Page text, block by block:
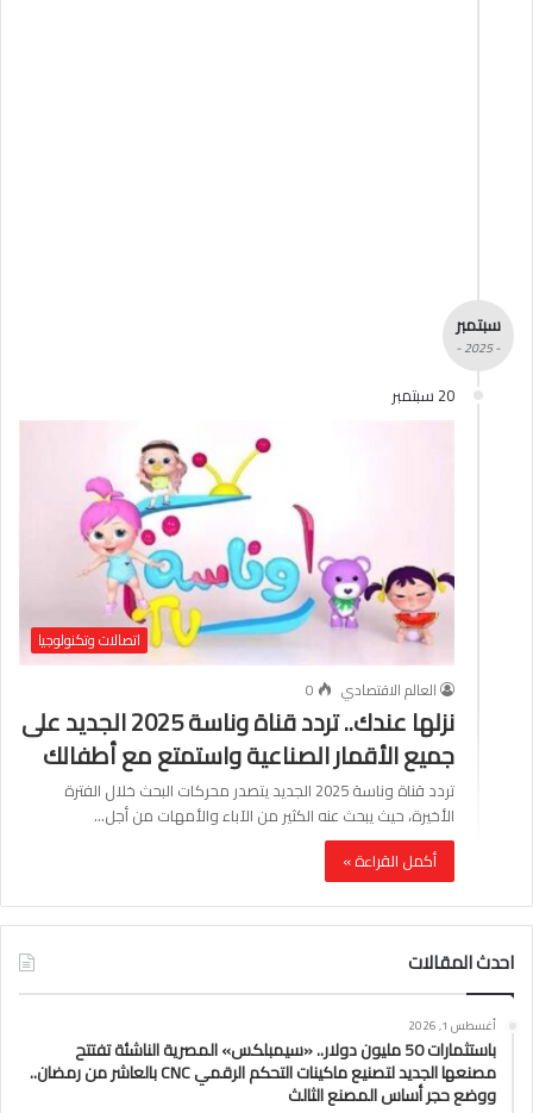
سبتمبر
- 2025 -
20 سبتمبر
اتصالات وتكنولوجيا
العالم الاقتصادي
0
نزلها عندك.. تردد قناة وناسة 2025 الجديد على
جميع الأقمار الصناعية واستمتع مع أطفالك
تردد قناة وناسة 2025 الجديد يتصدر محركات البحث خلال الفترة
الأخيرة، حيث يبحث عنه الكثير من الآباء والأمهات من أجل…
أكمل القراءة »
احدث المقالات
أغسطس 1, 2026
باستثمارات 50 مليون دولار.. «سيمبلكس» المصرية الناشئة تفتتح
مصنعها الجديد لتصنيع ماكينات التحكم الرقمي CNC بالعاشر من رمضان..
ووضع حجر أساس المصنع الثالث